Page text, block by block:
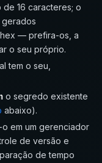
de 16 caracteres; o
hex — prefira-os, a
o seu próprio.
tem o seu,
o segredo existente
abaixo).
em um gerenciador
de versão e
de tempo